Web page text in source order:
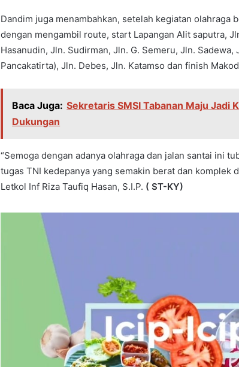
Dandim juga menambahkan, setelah kegiatan
dengan mengambil route, start Lapangan Alit saputra,
Hasanudin, Jln. Sudirman, Jln. G. Semeru, Jln.
Pancakatirta), Jln. Debes, Jln. Katamso dan finish
Baca Juga: Sekretaris SMSI Tabanan Maju Jadi
Dukungan
“Semoga dengan adanya olahraga dan jalan santai ini
tugas TNI kedepanya yang semakin berat dan komplek
Letkol Inf Riza Taufiq Hasan, S.I.P. ( ST-KY)